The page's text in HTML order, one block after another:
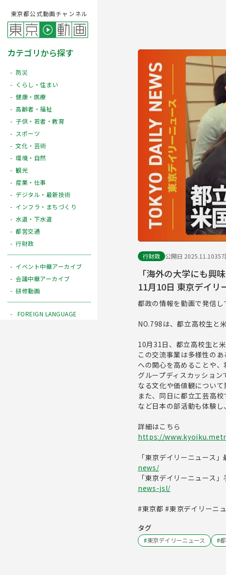
東京都公式動画チャンネル
カテゴリから探す
防災
くらし・住まい
健康・医療
高齢者・福祉
子供・若者・教育
スポーツ
文化・芸術
環境・自然
観光
産業・仕事
デジタル・最新技術
インフラ・まちづくり
水道・下水道
都営交通
行財政
イベント中継アーカイブ
会議中継アーカイブ
研修動画
FOREIGN LANGUAGE
Play
行財政 公開日 2025.11.10357
「海外の大学にも興
11月10日 東京デイリ
都政の情報を動画で発信し
NO.798は、都立高校生と
10月31日、都立高校生と
この交流事業は多様性の
への関心を高めることや、
グループディスカッショ
なる文化や価値観について
また、同日に都立工芸高
など日本の部活動も体験し
詳細はこちら
https://
「東京デイリーニュース
news/
「東京デイリーニュース
news-jsl/
#東京都 #東京デイリーニ
タグ
#東京デイリーニュース #